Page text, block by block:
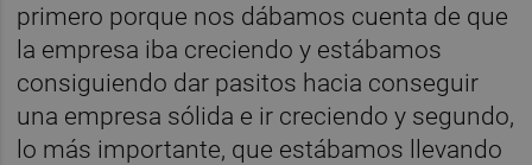
primero porque nos dábamos cuenta de que
la empresa iba creciendo y estábamos
consiguiendo dar pasitos hacia conseguir
una empresa sólida e ir creciendo y segundo,
lo más importante, que estábamos llevando